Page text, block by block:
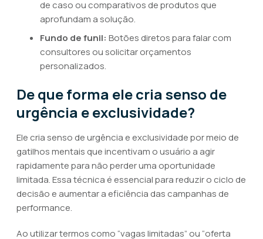
de caso ou comparativos de produtos que
aprofundam a solução.
Fundo de funil: Botões diretos para falar com
consultores ou solicitar orçamentos
personalizados.
De que forma ele cria senso de
urgência e exclusividade?
Ele cria senso de urgência e exclusividade por meio de
gatilhos mentais que incentivam o usuário a agir
rapidamente para não perder uma oportunidade
limitada. Essa técnica é essencial para reduzir o ciclo de
decisão e aumentar a eficiência das campanhas de
performance.
Ao utilizar termos como “vagas limitadas” ou “oferta